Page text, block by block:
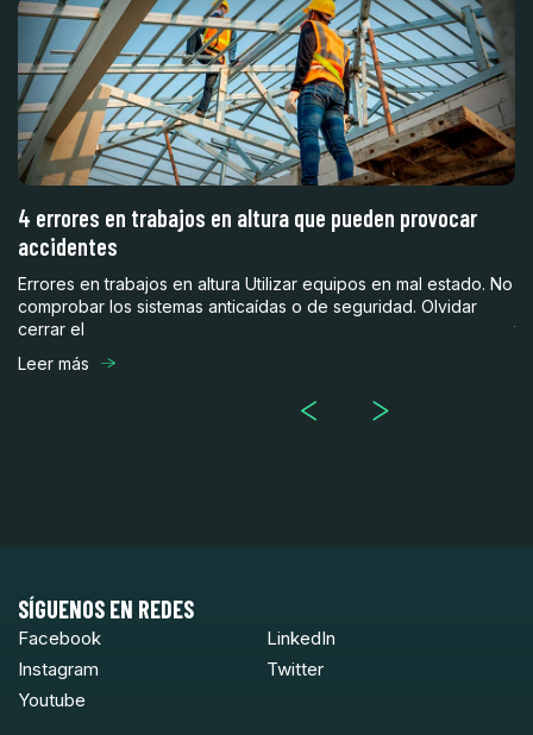
4 errores en trabajos en altura que pueden provocar
accidentes
Errores en trabajos en altura Utilizar equipos en mal estado. No
comprobar los sistemas anticaídas o de seguridad. Olvidar
cerrar el
Leer más
SÍGUENOS EN REDES
Facebook
LinkedIn
Instagram
Twitter
Youtube